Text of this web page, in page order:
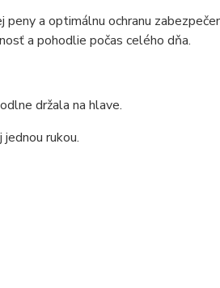
a optimálnu ochranu
a pohodlie počas celého dňa.
držala na hlave.
rukou.